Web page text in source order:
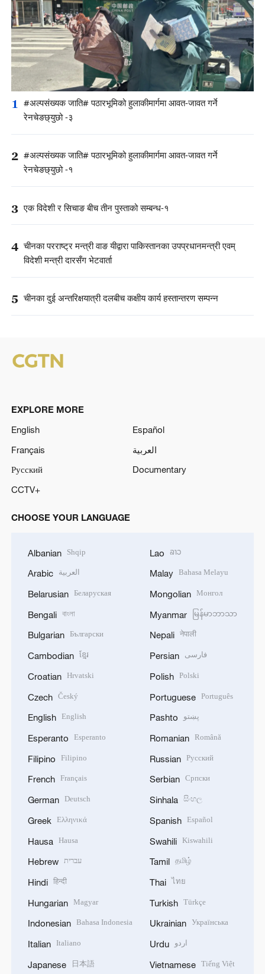
1 #अल्पसंख्यक जाति# पठारभूमिको हुलाकीमार्गमा आवत-जावत गर्ने
रेनचेङछ्युछो -३
2 #अल्पसंख्यक जाति# पठारभूमिको हुलाकीमार्गमा आवत-जावत गर्ने
रेनचेङछ्युछो -१
3 एक विदेशी र सिचाङ बीच तीन पुस्ताको सम्बन्ध-१
4 चीनका परराष्ट्र मन्त्री वाङ यीद्वारा पाकिस्तानका उपप्रधानमन्त्री एवम्
विदेशी मन्त्री दारसँग भेटवार्ता
5 चीनका दुई अन्तरिक्षयात्री दलबीच कक्षीय कार्य हस्तान्तरण सम्पन्न
EXPLORE MORE
English
Español
Français
العربية
Русский
Documentary
CCTV+
CHOOSE YOUR LANGUAGE
Albanian Shqip
Arabic العربية
Belarusian Беларуская
Bengali বাংলা
Bulgarian Български
Cambodian ខ្មែរ
Croatian Hrvatski
Czech Český
English English
Esperanto Esperanto
Filipino Filipino
French Français
German Deutsch
Greek Ελληνικά
Hausa Hausa
Hebrew עברית
Hindi हिन्दी
Hungarian Magyar
Indonesian Bahasa Indonesia
Italian Italiano
Japanese 日本語
Lao ລາວ
Malay Bahasa Melayu
Mongolian Монгол
Myanmar မြန်မာဘာသာ
Nepali नेपाली
Persian فارسی
Polish Polski
Portuguese Português
Pashto پښتو
Romanian Română
Russian Русский
Serbian Српски
Sinhala සිංහල
Spanish Español
Swahili Kiswahili
Tamil தமிழ்
Thai ไทย
Turkish Türkçe
Ukrainian Українська
Urdu اردو
Vietnamese Tiếng Việt